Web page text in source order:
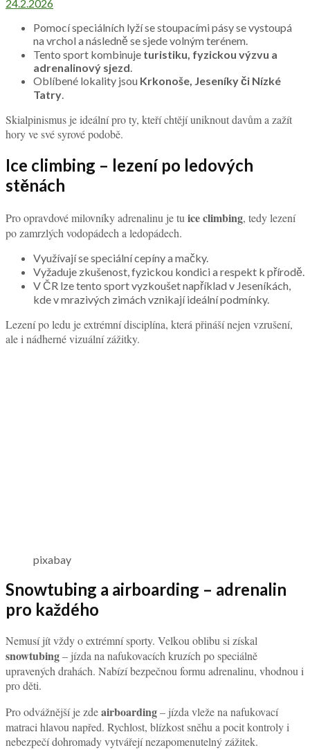
24.2.2026
Pomocí speciálních lyží se stoupacími pásy se vystoupá
na vrchol a následně se sjede volným terénem.
Tento sport kombinuje turistiku, fyzickou výzvu a
adrenalinový sjezd
Oblíbené lokality jsou Krkonoše, Jeseníky či Nízké
Tatry
Skialpinismus je ideální pro ty, kteří chtějí uniknout davům a zažít
hory ve své syrové podobě.
Ice climbing – lezení po ledových
stěnách
Pro opravdové milovníky adrenalinu je tu ice climbing, tedy lezení
po zamrzlých vodopádech a ledopádech.
Využívají se speciální cepíny a mačky.
Vyžaduje zkušenost, fyzickou kondici a respekt k přírodě.
V ČR lze tento sport vyzkoušet například v Jeseníkách,
kde v mrazivých zimách vznikají ideální podmínky.
Lezení po ledu je extrémní disciplína, která přináší nejen vzrušení,
ale i nádherné vizuální zážitky.
pixabay
Snowtubing a airboarding – adrenalin
pro každého
Nemusí jít vždy o extrémní sporty. Velkou oblibu si získal
snowtubing– jízda na nafukovacích kruzích po speciálně
upravených drahách. Nabízí bezpečnou formu adrenalinu, vhodnou i
pro děti.
Pro odvážnější je zdeairboarding– jízda vleže na nafukovací
matraci hlavou napřed. Rychlost, blízkost sněhu a pocit kontroly i
nebezpečí dohromady vytvářejí nezapomenutelný zážitek.